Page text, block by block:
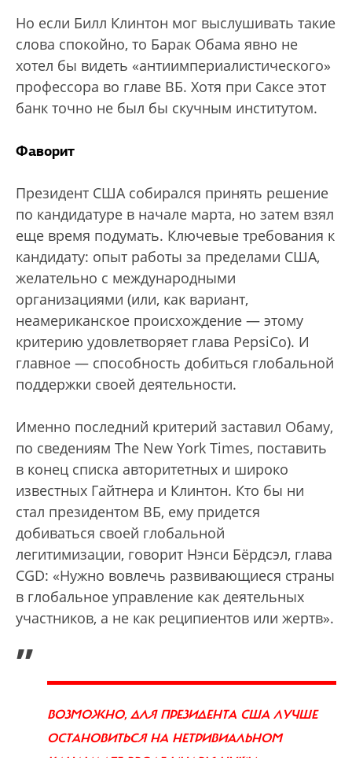
Но если Билл Клинтон мог выслушивать такие
слова спокойно, то Барак Обама явно не
хотел бы видеть «антиимпериалистического»
профессора во главе ВБ. Хотя при Саксе этот
банк точно не был бы скучным институтом.
Фаворит
Президент США собирался принять решение
по кандидатуре в начале марта, но затем взял
еще время подумать. Ключевые требования к
кандидату: опыт работы за пределами США,
желательно с международными
организациями (или, как вариант,
неамериканское происхождение — этому
критерию удовлетворяет глава PepsiСo). И
главное — способность добиться глобальной
поддержки своей деятельности.
Именно последний критерий заставил Обаму,
по сведениям The New York Times, поставить
в конец списка авторитетных и широко
известных Гайтнера и Клинтон. Кто бы ни
стал президентом ВБ, ему придется
добиваться своей глобальной
легитимизации, говорит Нэнси Бёрдсэл, глава
CGD: «Нужно вовлечь развивающиеся страны
в глобальное управление как деятельных
участников, а не как реципиентов или жертв».
„
ВОЗМОЖНО, ДЛЯ ПРЕЗИДЕНТА США ЛУЧШЕ
ОСТАНОВИТЬСЯ НА НЕТРИВИАЛЬНОМ